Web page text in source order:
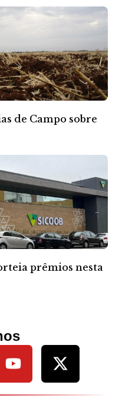
de Campo sobre
prêmios nesta